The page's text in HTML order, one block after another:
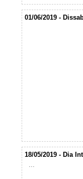
01/06/2019 -
18/05/2019 - Dia
...